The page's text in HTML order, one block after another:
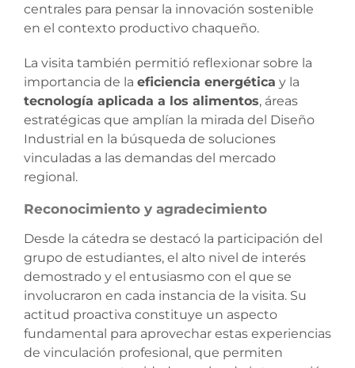
centrales para pensar la innovación sostenible
en el contexto productivo chaqueño.
La visita también permitió reflexionar sobre la
importancia de la eficiencia energética y la
tecnología aplicada a los alimentos, áreas
estratégicas que amplían la mirada del Diseño
Industrial en la búsqueda de soluciones
vinculadas a las demandas del mercado
regional.
Reconocimiento y agradecimiento
Desde la cátedra se destacó la participación del
grupo de estudiantes, el alto nivel de interés
demostrado y el entusiasmo con el que se
involucraron en cada instancia de la visita. Su
actitud proactiva constituye un aspecto
fundamental para aprovechar estas experiencias
de vinculación profesional, que permiten